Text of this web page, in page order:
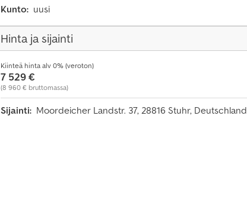
Kunto: uusi
Hinta ja sijainti
Kiinteä hinta alv 0% (veroton)
7 529 €
(8 960 € bruttomassa)
Sijainti: Moordeicher Landstr. 37, 28816 Stuhr, Deutschland